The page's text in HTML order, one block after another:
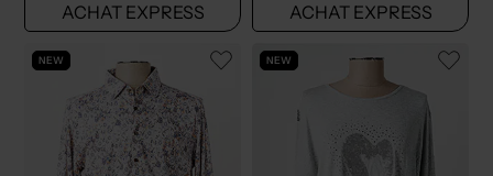
ACHAT EXPRESS ACHAT EXPRESS
NEW NEW